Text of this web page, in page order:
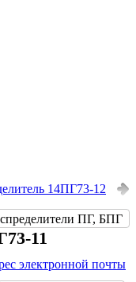
14ПГ73-12
ПГ, БПГ
11